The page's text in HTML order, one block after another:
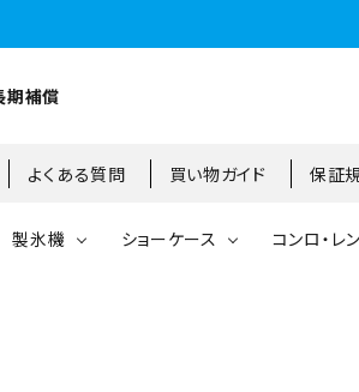
期補償
よくある質問 買い物ガイド 保証
製氷機 ショーケース コンロ・レ